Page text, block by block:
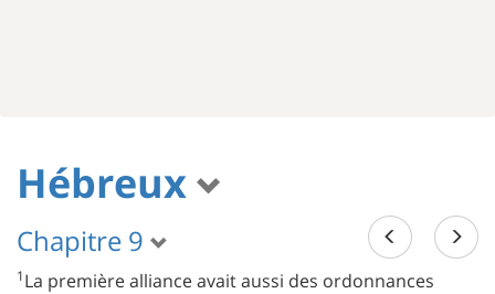
Hébreux
Chapitre 9
1La première alliance avait aussi des ordonnances